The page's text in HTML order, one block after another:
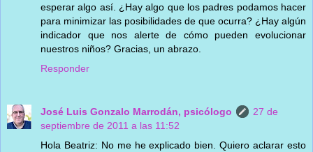
esperar algo así. ¿Hay algo que los padres podamos hacer
para minimizar las posibilidades de que ocurra? ¿Hay algún
indicador que nos alerte de cómo pueden evolucionar
nuestros niños? Gracias, un abrazo.
Responder
José Luis Gonzalo Marrodán, psicólogo
27 de
septiembre de 2011 a las 11:52
Hola Beatriz: No me he explicado bien. Quiero aclarar esto